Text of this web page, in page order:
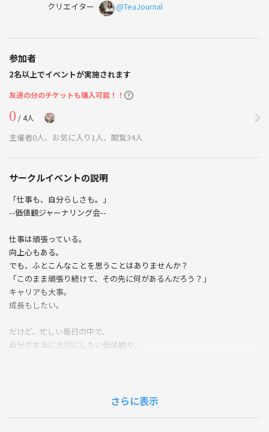
クリエイター
@TeaJournal
参加者
2名以上でイベントが実施されます
友達の分のチケットも購入可能！！
0 / 4人
主催者0人、お気に入り1人、閲覧34人
サークルイベントの説明
「仕事も、自分らしさも。」
--価値観ジャーナリング会--
仕事は頑張っている。
向上心もある。
でも、ふとこんなことを思うことはありませんか？
「このまま頑張り続けて、その先に何があるんだろう？」
キャリアも大事。
成長もしたい。
だけど、忙しい毎日の中で、
自分が本当に大切にしたい価値観や、
仕事や人生の話を、同じ温度感でできる人が周りにあまりいない。
さらに表示